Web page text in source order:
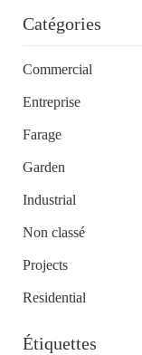
Catégories
Commercial
Entreprise
Farage
Garden
Industrial
Non classé
Projects
Residential
Étiquettes